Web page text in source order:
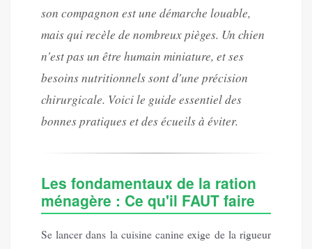
son compagnon est une démarche louable,
mais qui recèle de nombreux pièges. Un chien
n'est pas un être humain miniature, et ses
besoins nutritionnels sont d'une précision
chirurgicale. Voici le guide essentiel des
bonnes pratiques et des écueils à éviter.
Les fondamentaux de la ration
ménagère : Ce qu'il FAUT faire
Se lancer dans la cuisine canine exige de la rigueur